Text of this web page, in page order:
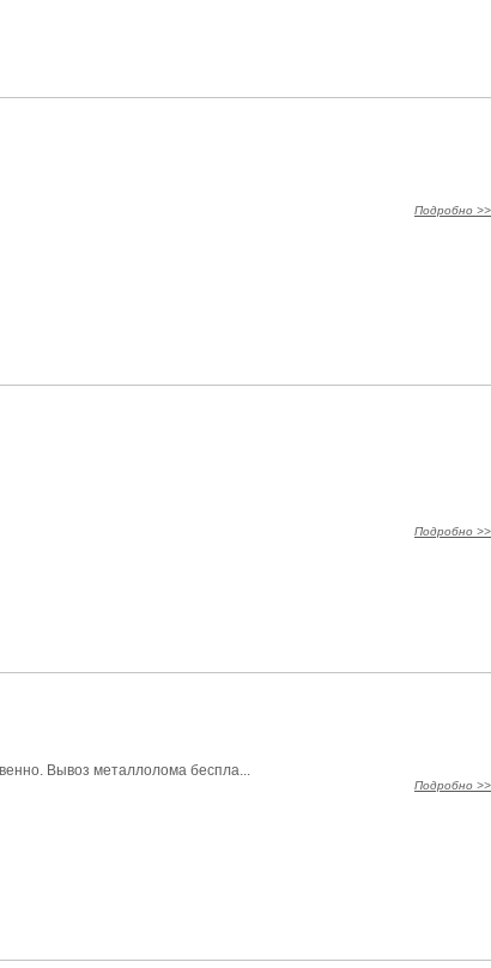
Подробно >>
Подробно >>
Вывоз металлолома беспла...
Подробно >>